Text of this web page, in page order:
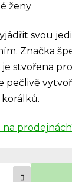
ženy
svou
Značka
stvořena
pečlivě